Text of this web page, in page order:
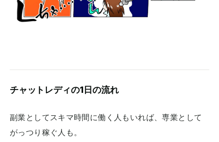
チャットレディの1日の流れ
副業としてスキマ時間に働く人もいれば、専業として
がっつり稼ぐ人も。